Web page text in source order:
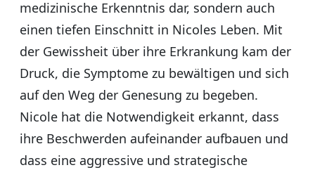
medizinische Erkenntnis dar, sondern auch
einen tiefen Einschnitt in Nicoles Leben. Mit
der Gewissheit über ihre Erkrankung kam der
Druck, die Symptome zu bewältigen und sich
auf den Weg der Genesung zu begeben.
Nicole hat die Notwendigkeit erkannt, dass
ihre Beschwerden aufeinander aufbauen und
dass eine aggressive und strategische